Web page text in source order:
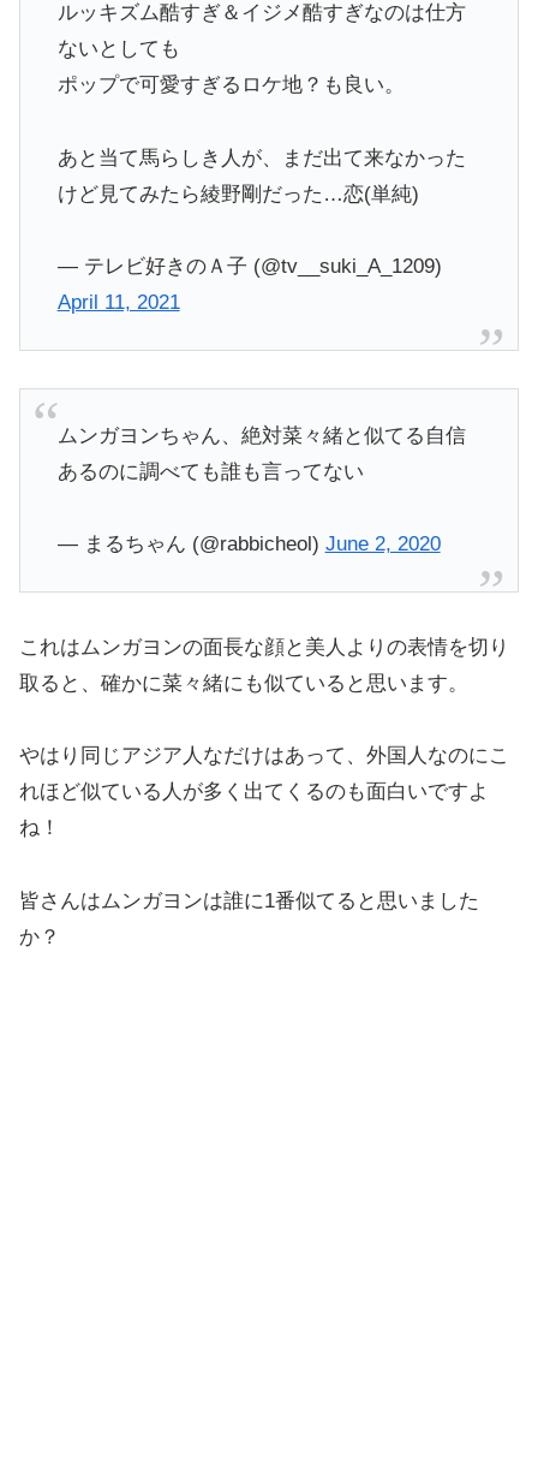
ルッキズム酷すぎ＆イジメ酷すぎなのは仕方
ないとしても
ポップで可愛すぎるロケ地？も良い。
あと当て馬らしき人が、まだ出て来なかった
けど見てみたら綾野剛だった…恋(単純)
— テレビ好きのＡ子 (@tv__suki_A_1209)
April 11, 2021
ムンガヨンちゃん、絶対菜々緒と似てる自信
あるのに調べても誰も言ってない
— まるちゃん (@rabbicheol) June 2, 2020
これはムンガヨンの面長な顔と美人よりの表情を切り
取ると、確かに菜々緒にも似ていると思います。
やはり同じアジア人なだけはあって、外国人なのにこ
れほど似ている人が多く出てくるのも面白いですよ
ね！
皆さんはムンガヨンは誰に1番似てると思いました
か？